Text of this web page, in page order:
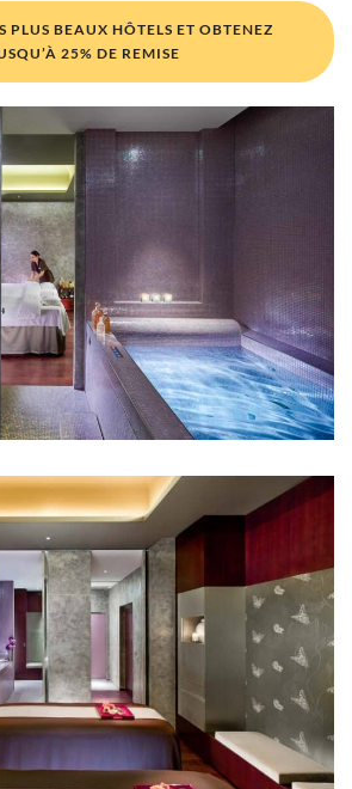
PLUS BEAUX HÔTELS ET OBTENEZ
25% DE REMISE